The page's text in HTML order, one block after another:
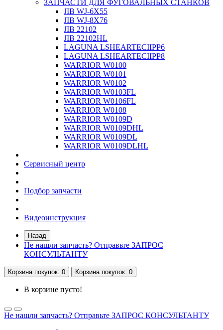
ЗАПЧАСТИ ДЛЯ ФУГОВАЛЬНЫХ СТАНКОВ
JIB WJ-6X55
JIB WJ-8X76
JIB 22102
JIB 22102HL
LAGUNA LSHEARTECIIPP6
LAGUNA LSHEARTECIIPP8
WARRIOR W0100
WARRIOR W0101
WARRIOR W0102
WARRIOR W0103FL
WARRIOR W0106FL
WARRIOR W0108
WARRIOR W0109D
WARRIOR W0109DHL
WARRIOR W0109DL
WARRIOR W0109DLHL
Сервисный центр
Подбор запчасти
Видеоинструкция
Назад
Не нашли запчасть? Отправьте ЗАПРОС
КОНСУЛЬТАНТУ
Корзинапокупок: 0 Корзинапокупок: 0
В корзине пусто!
Не нашли запчасть? Отправьте ЗАПРОС КОНСУЛЬТАНТУ